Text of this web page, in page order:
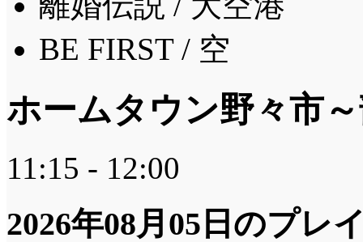
BE FIRST / 空
ホームタウン野々市
11:15 - 12:00
2026年08月05日のプレ